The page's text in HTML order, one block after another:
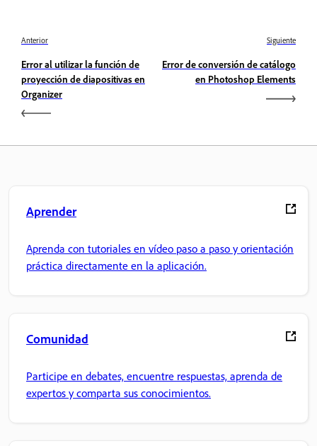
Anterior
Error al utilizar la función de
proyección de diapositivas en
Organizer
Siguiente
Error de conversión de catálogo
en Photoshop Elements
Aprender
Aprenda con tutoriales en vídeo paso a paso y orientación
práctica directamente en la aplicación.
Comunidad
Participe en debates, encuentre respuestas, aprenda de
expertos y comparta sus conocimientos.